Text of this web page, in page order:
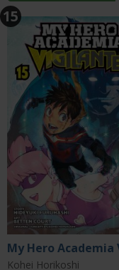
15
Kohei Horikoshi